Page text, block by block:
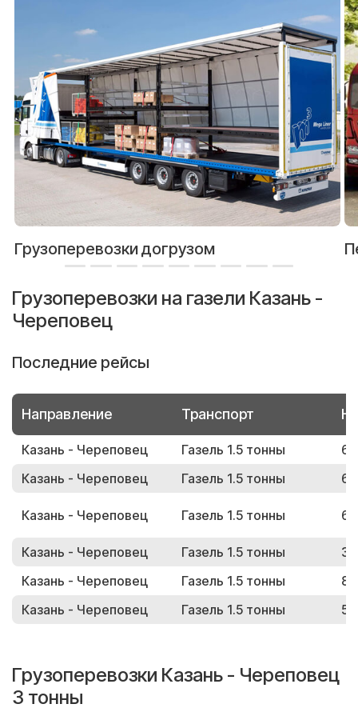
Грузоперевозки догрузом
Грузоперевозки на газели Казань -
Череповец
Последние рейсы
Направление Транспорт
Казань - Череповец Газель 1.5 тонны
Казань - Череповец
Газель 1.5 тонны
Казань - Череповец Газель 1.5 тонны
Казань - Череповец Газель 1.5 тонны
Казань - Череповец
Газель 1.5 тонны
Казань - Череповец
Газель 1.5 тонны
Грузоперевозки Казань - Череповец
3 тонны